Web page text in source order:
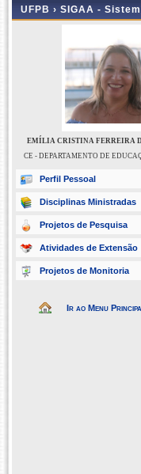
UFPB › SIGAA -
EMÍLIA CRISTINA FERREIRA
CE - DEPARTAMENTO DE
Perfil Pessoal
Disciplinas Ministradas
Projetos de Pesquisa
Atividades de Extensão
Projetos de Monitoria
Ir ao Menu